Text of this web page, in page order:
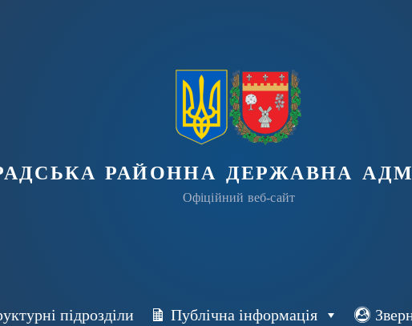
районна державна
Офіційний веб-сайт
підрозділи Публічна інформація